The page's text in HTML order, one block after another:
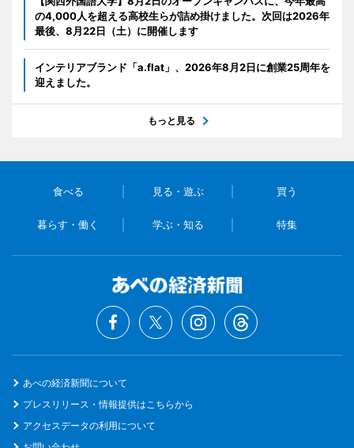
の4,000人を超える高校生らが詰め掛けました。次回は2026年
最後、8月22日（土）に開催します
インテリアブランド「a.flat」、2026年8月2日に創業25周年を
迎えました。
もっと見る
食べる 見る・遊ぶ 買う
暮らす・働く 学ぶ・知る 特集
あべの経済新聞について
プレスリリース・情報提供はこちらから
アクセスデータの利用について